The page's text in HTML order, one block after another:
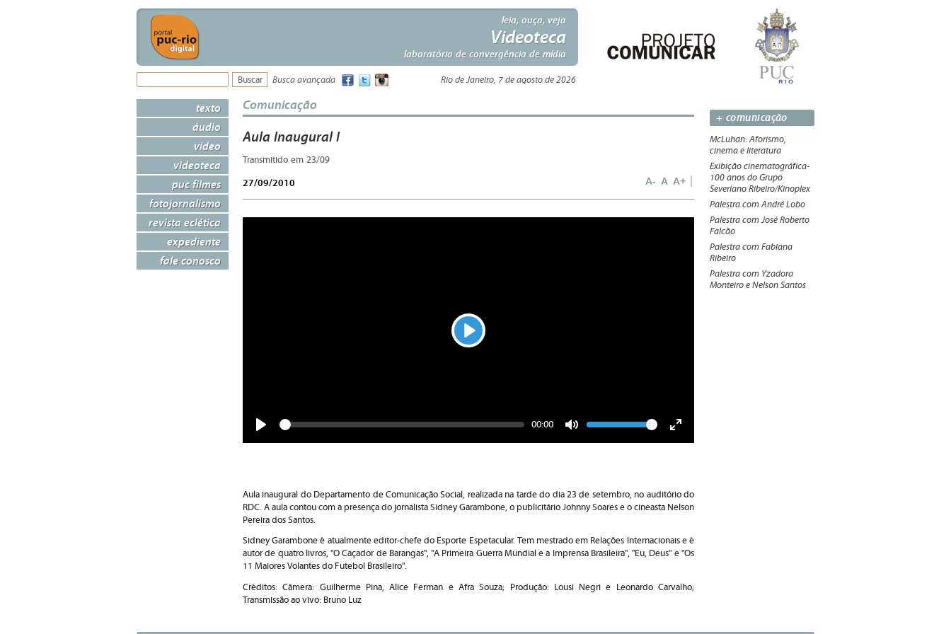
leia, ouça, veja
Videoteca
laboratório de convergência de mídia
Busca avançada Rio de Janeiro, 7 de agosto de 2026
texto
áudio
vídeo
videoteca
puc filmes
fotojornalismo
revista eclética
expediente
fale conosco
Comunicação
Aula Inaugural I
Transmitido em 23/09
27/09/2010 A- A A+
Play
Seek
Current
00:00
Volume
Aula inaugural do Departamento de Comunicação Social, realizada na tarde do dia 23 de setembro, no auditório do
RDC. A aula contou com a presença do jornalista Sidney Garambone, o publicitário Johnny Soares e o cineasta Nelson
Pereira dos Santos.
Sidney Garambone é atualmente editor-chefe do Esporte Espetacular. Tem mestrado em Relações Internacionais e é
autor de quatro livros, "O Caçador de Barangas", "A Primeira Guerra Mundial e a Imprensa Brasileira", "Eu, Deus" e "Os
11 Maiores Volantes do Futebol Brasileiro".
Créditos: Câmera: Guilherme Pina, Alice Ferman e Afra Souza; Produção: Lousi Negri e Leonardo Carvalho;
Transmissão ao vivo: Bruno Luz
+ comunicação
McLuhan: Aforismo,
cinema e literatura
Exibição cinematográfica-
100 anos do Grupo
Severiano Ribeiro/Kinoplex
Palestra com André Lobo
Palestra com José Roberto
Falcão
Palestra com Fabiana
Ribeiro
Palestra com Yzadora
Monteiro e Nelson Santos